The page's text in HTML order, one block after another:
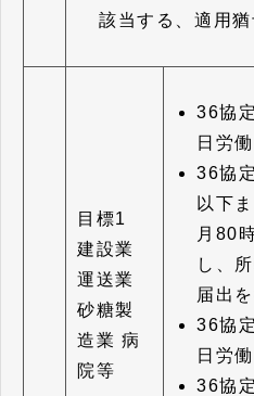
該当する、適用
目標1
建設業
運送業
砂糖製
造業 病
院等
36協
日労
36協
以下
月80
し、
届出
36協
日労
36協